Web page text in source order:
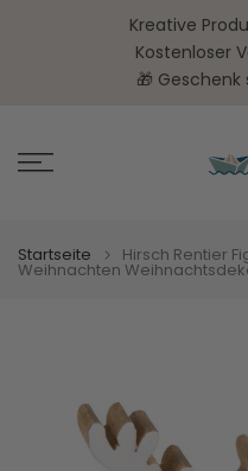
Kreative
Kostenloser
🎁
Startseite Hirsch Rentier
Weihnachten